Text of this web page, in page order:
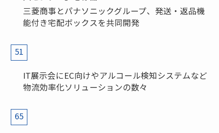
三菱商事とパナソニックグループ、発送・返品機
能付き宅配ボックスを共同開発
51
IT展示会にEC向けやアルコール検知システムなど
物流効率化ソリューションの数々
65